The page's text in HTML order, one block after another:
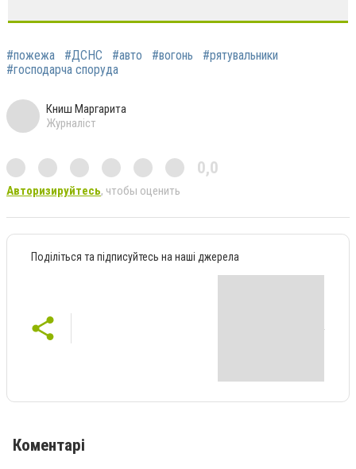
#пожежа #ДСНС #авто #вогонь
#рятувальники
#господарча споруда
Книш Маргарита
Журналіст
0,0
Авторизируйтесь, чтобы оценить
Поділіться та підписуйтесь на наші джерела
Коментарі